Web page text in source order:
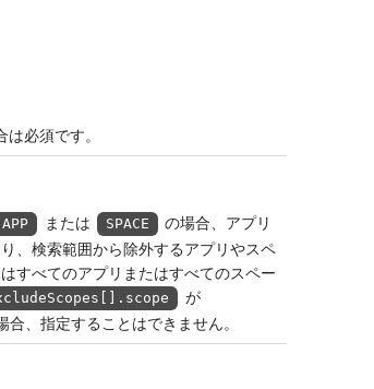
必須です。
APP または SPACE
の場合、アプリ
、検索範囲から除外するアプリやスペ
すべてのアプリまたはすべてのスペー
が
合、指定することはできません。